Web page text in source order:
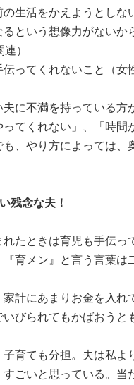
の生活をかえようとし
という想像力がない
）
伝ってくれないこと（女
に不満を持っている
てくれない」、「時
、やり方によっては
残念な夫！
れたときは育児も手伝
育メン』と言う言葉
家計にあまりお金を入
びられてもかばおう
子育ても分担。夫は私
ごいと思っている。